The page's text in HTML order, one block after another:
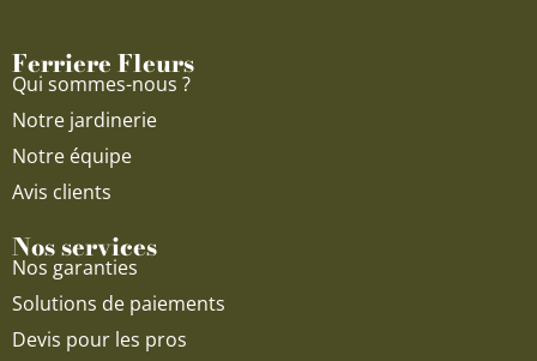
Ferriere Fleurs
Qui sommes-nous ?
Notre jardinerie
Notre équipe
Avis clients
Nos services
Nos garanties
Solutions de paiements
Devis pour les pros